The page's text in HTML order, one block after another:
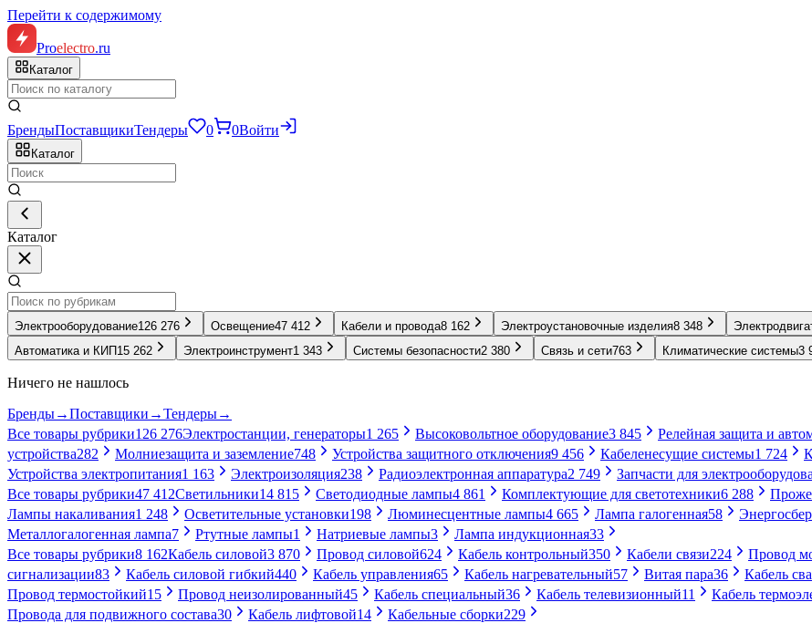
Перейти к содержимому
Proelectro.ru
Каталог
БрендыПоставщикиТендеры 0 0Войти
Каталог
Каталог
Электрооборудование126 276 Освещение47 412 Кабели и провода8 162 Электроустановочные изделия8 348
Автоматика и КИП 15 262 Электроинструмент1 343 Системы безопасности2 380 Связь и сети763 Климатические системы3
Ничего не нашлось
Бренды→Поставщики →Тендеры→
Все товары рубрики126 276Электростанции, генераторы1 265 Высоковольтное оборудование3 845 Релейная защита и
устройства282 Молниезащита и заземление748 Устройства защитного отключения9 456 Кабеленесущие системы1 724
Устройства электропитания1 163 Электроизоляция238 Радиоэлектронная аппаратура2 749 Запчасти для
Все товары рубрики47 412Светильники14 815 Светодиодные лампы4 861 Комплектующие для светотехники6 288
Лампы накаливания1 248 Осветительные установки198 Люминесцентные лампы4 665 Лампа галогенная58
Металлогалогенная лампа7 Ртутные лампы1 Натриевые лампы3 Лампа индукционная33
Все товары рубрики8 162Кабель силовой3 870 Провод силовой624 Кабель контрольный350 Кабели связи224 Провод
сигнализации83 Кабель силовой гибкий440 Кабель управления65 Кабель нагревательный57 Витая пара36 Кабель
Провод термостойкий15 Провод неизолированный45 Кабель специальный36 Кабель телевизионный11 Кабель
Провода для подвижного состава30 Кабель лифтовой14 Кабельные сборки229